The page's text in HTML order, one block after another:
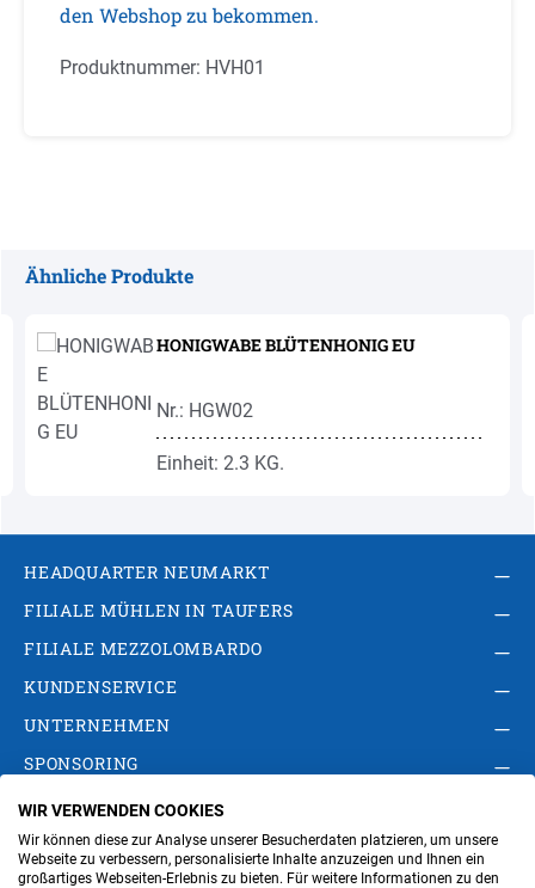
den Webshop zu bekommen.
Produktnummer: HVH01
Ähnliche Produkte
HONIGWABE BLÜTENHONIG EU
Nr.: HGW02
Einheit: 2.3 KG.
HEADQUARTER NEUMARKT
FILIALE MÜHLEN IN TAUFERS
FILIALE MEZZOLOMBARDO
KUNDENSERVICE
UNTERNEHMEN
SPONSORING
AGB Privacy Policy
Impressum
Cookie-Einstellungen ändern
Verwaltung
WIR VERWENDEN COOKIES
Wir können diese zur Analyse unserer Besucherdaten platzieren, um unsere
Webseite zu verbessern, personalisierte Inhalte anzuzeigen und Ihnen ein
großartiges Webseiten-Erlebnis zu bieten. Für weitere Informationen zu den